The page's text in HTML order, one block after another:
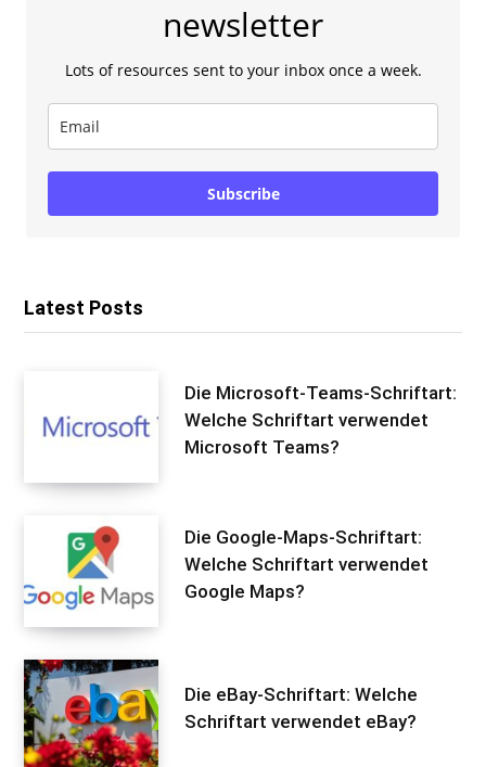
newsletter
Lots of resources sent to your inbox once a week.
Subscribe
Latest Posts
Die Microsoft-Teams-Schriftart:
Welche Schriftart verwendet
Microsoft Teams?
Die Google-Maps-Schriftart:
Welche Schriftart verwendet
Google Maps?
Die eBay-Schriftart: Welche
Schriftart verwendet eBay?